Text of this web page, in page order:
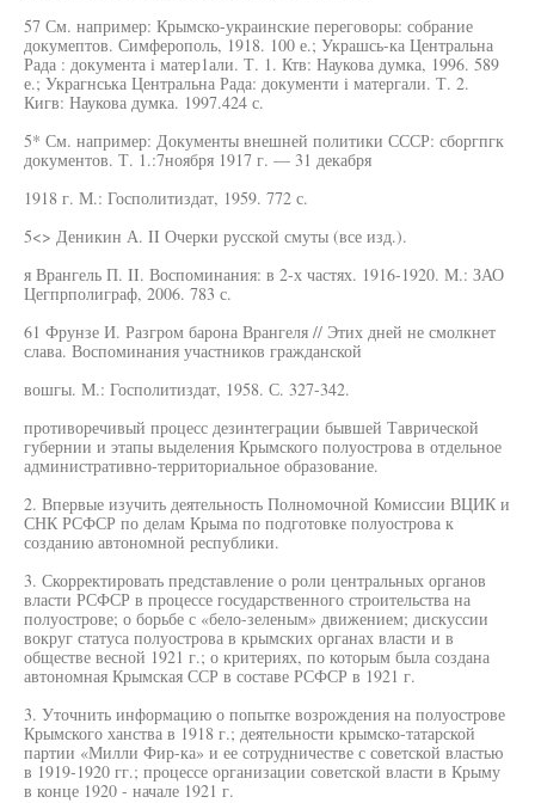
57 См. например: Крымско-украинские переговоры: собрание
докумептов. Симферополь, 1918. 100 е.; Украшсь-ка Центральна
Рада : документа i матер1али. Т. 1. Ктв: Наукова думка, 1996. 589
е.; Украгнська Центральна Рада: документи i матергали. Т. 2.
Кигв: Наукова думка. 1997.424 с.
5* См. например: Документы внешней политики СССР: сборгпгк
документов. Т. 1.:7ноября 1917 г. — 31 декабря
1918 г. М.: Госполитиздат, 1959. 772 с.
5<> Деникин А. II Очерки русской смуты (все изд.).
я Врангель П. II. Воспоминания: в 2-х частях. 1916-1920. М.: ЗАО
Цегпрполиграф, 2006. 783 с.
61 Фрунзе И. Разгром барона Врангеля // Этих дней не смолкнет
слава. Воспоминания участников гражданской
вошгы. М.: Госполитиздат, 1958. С. 327-342.
противоречивый процесс дезинтеграции бывшей Таврической
губернии и этапы выделения Крымского полуострова в отдельное
административно-территориальное образование.
2. Впервые изучить деятельность Полномочной Комиссии ВЦИК и
СНК РСФСР по делам Крыма по подготовке полуострова к
созданию автономной республики.
3. Скорректировать представление о роли центральных органов
власти РСФСР в процессе государственного строительства на
полуострове; о борьбе с «бело-зеленым» движением; дискуссии
вокруг статуса полуострова в крымских органах власти и в
обществе весной 1921 г.; о критериях, по которым была создана
автономная Крымская ССР в составе РСФСР в 1921 г.
3. Уточнить информацию о попытке возрождения на полуострове
Крымского ханства в 1918 г.; деятельности крымско-татарской
партии «Милли Фир-ка» и ее сотрудничестве с советской властью
в 1919-1920 гг.; процессе организации советской власти в Крыму
в конце 1920 - начале 1921 г.